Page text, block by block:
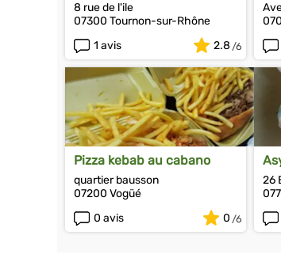
8 rue de l'ile
07300 Tournon-sur-Rhône
1 avis
2.8
Pizza kebab au cabano
quartier bausson
07200 Vogüé
0 avis
0
26